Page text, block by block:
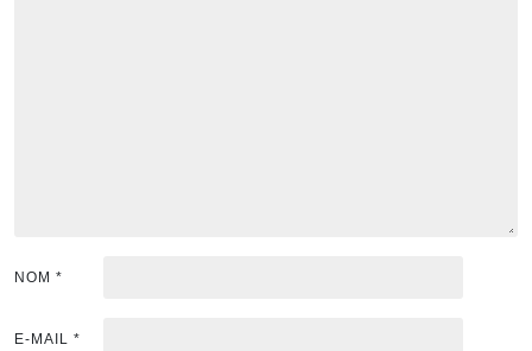
NOM *
E-MAIL *